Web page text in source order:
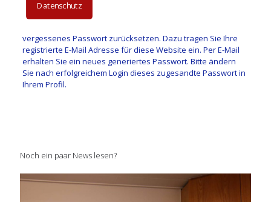
Datenschutz
vergessenes Passwort zurücksetzen. Dazu tragen Sie Ihre
registrierte E-Mail Adresse für diese Website ein. Per E-Mail
erhalten Sie ein neues generiertes Passwort. Bitte ändern
Sie nach erfolgreichem Login dieses zugesandte Passwort in
Ihrem Profil.
Noch ein paar News lesen?